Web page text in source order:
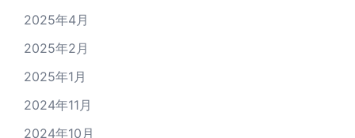
2025年4月
2025年2月
2025年1月
2024年11月
2024年10月